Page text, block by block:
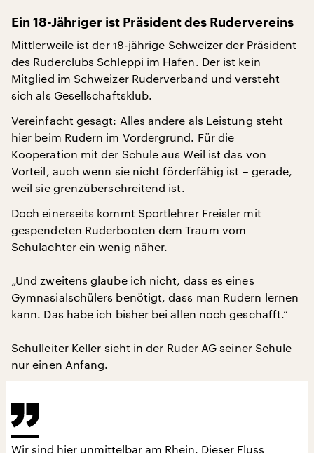
Ein 18-Jähriger ist Präsident des Rudervereins
Mittlerweile ist der 18-jährige Schweizer der Präsident
des Ruderclubs Schleppi im Hafen. Der ist kein
Mitglied im Schweizer Ruderverband und versteht
sich als Gesellschaftsklub.
Vereinfacht gesagt: Alles andere als Leistung steht
hier beim Rudern im Vordergrund. Für die
Kooperation mit der Schule aus Weil ist das von
Vorteil, auch wenn sie nicht förderfähig ist – gerade,
weil sie grenzüberschreitend ist.
Doch einerseits kommt Sportlehrer Freisler mit
gespendeten Ruderbooten dem Traum vom
Schulachter ein wenig näher.
„Und zweitens glaube ich nicht, dass es eines
Gymnasialschülers benötigt, dass man Rudern lernen
kann. Das habe ich bisher bei allen noch geschafft.“
Schulleiter Keller sieht in der Ruder AG seiner Schule
nur einen Anfang.
Wir sind hier unmittelbar am Rhein. Dieser Fluss